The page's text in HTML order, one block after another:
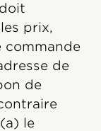
prix,
commande
de
de
le